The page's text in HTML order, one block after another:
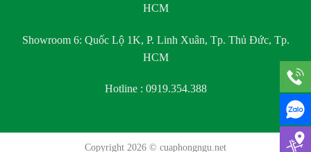
HCM
Showroom 6: Quốc Lộ 1K, P. Linh Xuân, Tp. Thủ Đức, Tp.
HCM
Hotline : 0919.354.388
Copyright 2026 © cuaphongngu.net